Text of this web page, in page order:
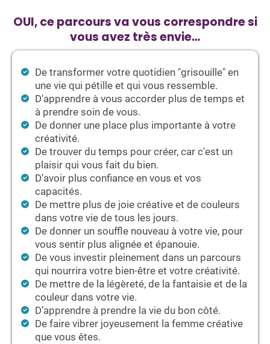
OUI, ce parcours va vous correspondre si
vous avez très envie…
De transformer votre quotidien "grisouille" en
une vie qui pétille et qui vous ressemble.
D'apprendre à vous accorder plus de temps et
à prendre soin de vous.
De donner une place plus importante à votre
créativité.
De trouver du temps pour créer, car c'est un
plaisir qui vous fait du bien.
D’avoir plus confiance en vous et vos
capacités.
De mettre plus de joie créative et de couleurs
dans votre vie de tous les jours.
De donner un souffle nouveau à votre vie, pour
vous sentir plus alignée et épanouie.
De vous investir pleinement dans un parcours
qui nourrira votre bien-être et votre créativité.
De mettre de la légèreté, de la fantaisie et de la
couleur dans votre vie.
D’apprendre à prendre la vie du bon côté.
De faire vibrer joyeusement la femme créative
que vous êtes.